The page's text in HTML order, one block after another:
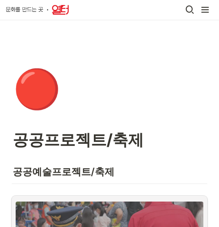
🔴
공공프로젝트/축제
공공예술프로젝트/축제